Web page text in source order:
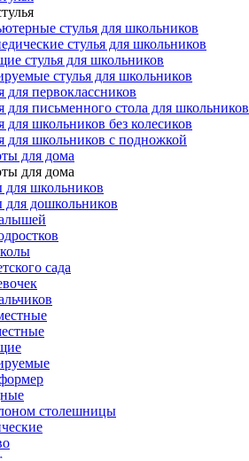
стулья для школьников
стулья для школьников
стулья для школьников
стулья для школьников
для первоклассников
для письменного стола для школьников
для школьников без колесиков
для школьников с подножкой
для дома
для дома
для школьников
для дошкольников
сада
столешницы